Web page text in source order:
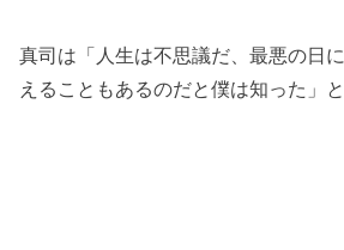
真司は「人生は不思議だ、最悪の日
えることもあるのだと僕は知った」